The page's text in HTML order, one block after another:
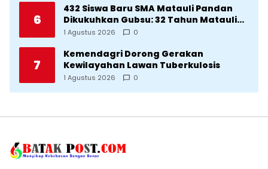
6
432 Siswa Baru SMA Matauli Pandan
Dikukuhkan Gubsu: 32 Tahun Matauli
Cetak SDM Unggul
1 Agustus 2026 0
7
Kemendagri Dorong Gerakan
Kewilayahan Lawan Tuberkulosis
1 Agustus 2026 0